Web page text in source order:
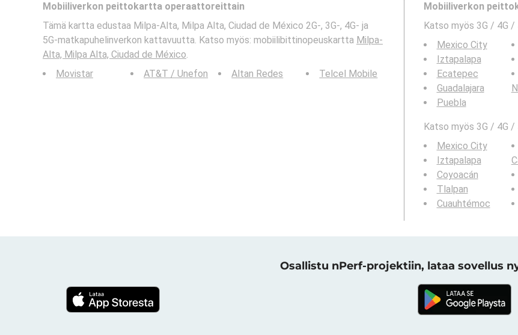
Mobiiliverkon peittokartta operaattoreittain
Tämä kartta edustaa Milpa-Alta, Milpa Alta, Ciudad de México 2G-, 3G-, 4G- ja
5G-matkapuhelinverkon kattavuutta. Katso myös: mobiilibittinopeuskartta Milpa-
Alta, Milpa Alta, Ciudad de México.
Movistar
AT&T / Unefon Altan Redes Telcel Mobile
Mobiiliverkon
Katso myös 3G / 4G
Mexico City
Iztapalapa
Ecatepec
Guadalajara
Puebla
Katso myös 3G / 4G
Mexico City
Iztapalapa
Coyoacán
Tlalpan
Cuauhtémoc
Osallistu nPerf-projektiin, lataa sovellus